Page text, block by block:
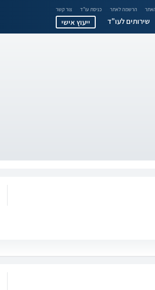
הרשמה לאתר כניסת עו"ד צור קשר
שירותים לעו"ד ייעוץ אישי